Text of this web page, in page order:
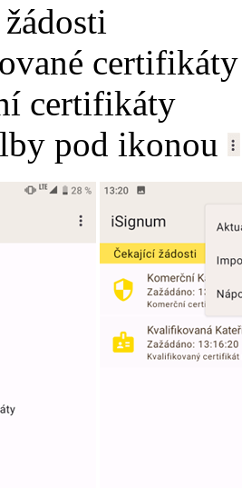
certifikáty
certifikáty
pod ikonou